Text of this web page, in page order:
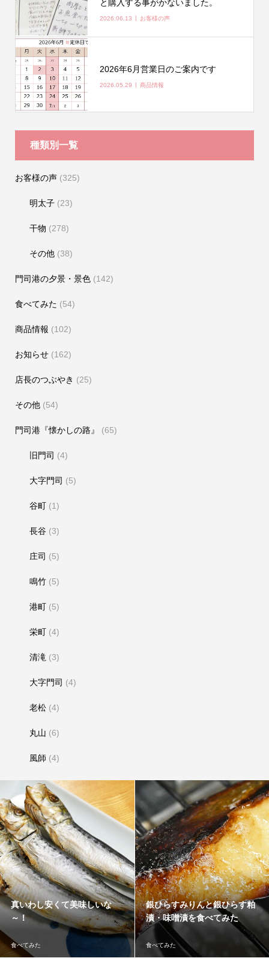
と購入する事がかないました。
2026.06.13 お客様の声
2026年6月営業日のご案内です
2026.05.29 商品情報
種類別一覧
お客様の声(325)
明太子 (23)
干物 (278)
その他 (38)
門司港の夕景・景色(142)
食べてみた (54)
商品情報 (102)
お知らせ(162)
店長のつぶやき (25)
その他(54)
門司港『懐かしの路』 (65)
旧門司 (4)
大字門司 (5)
谷町 (1)
長谷 (3)
庄司 (5)
鳴竹 (5)
港町 (5)
栄町 (4)
清滝 (3)
大字門司 (4)
老松 (4)
丸山 (6)
風師 (4)
真いわし安くて美味しいな
～！
食べてみた
銀ひらすみりんと銀ひらす粕
漬・味噌漬を食べてみた
食べてみた